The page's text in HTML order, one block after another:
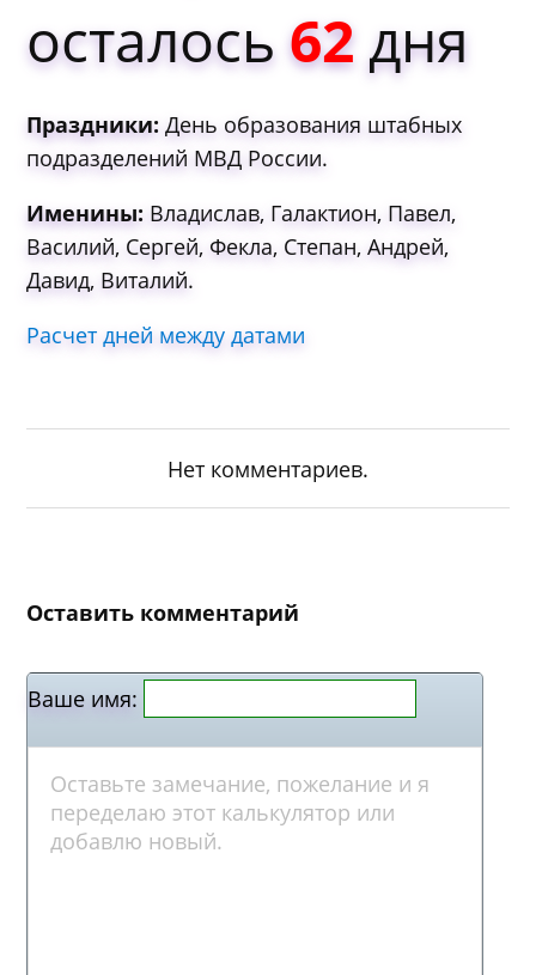
осталось62дня
Праздники: День образования штабных
подразделений МВД России.
Именины: Владислав, Галактион, Павел,
Василий, Сергей, Фекла, Степан, Андрей,
Давид, Виталий.
Расчет дней между датами
Нет комментариев.
Оставить комментарий
Ваше имя: